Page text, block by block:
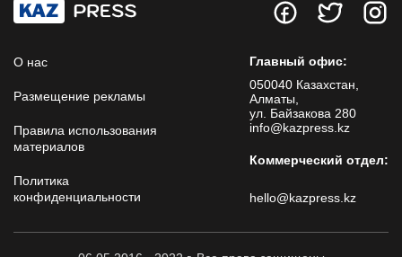
О нас
Размещение рекламы
Правила использования
материалов
Политика
конфиденциальности
Главный офис:
050040 Казахстан,
Алматы,
ул. Байзакова 280
info@kazpress.kz
Коммерческий отдел:
hello@kazpress.kz